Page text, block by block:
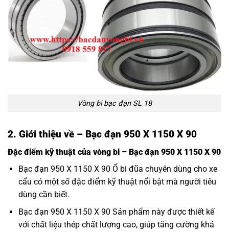
Vòng bi bạc đạn SL 18
2. Giới thiệu về – Bạc đạn 950 X 1150 X 90
Đặc điểm kỹ thuật của vòng bi – Bạc đạn 950 X 1150 X 90
Bạc đạn 950 X 1150 X 90 Ổ bi đũa chuyên dùng cho xe
cẩu có một số đặc điểm kỹ thuật nổi bật mà người tiêu
dùng cần biết.
Bạc đạn 950 X 1150 X 90 Sản phẩm này được thiết kế
với chất liệu thép chất lượng cao, giúp tăng cường khả